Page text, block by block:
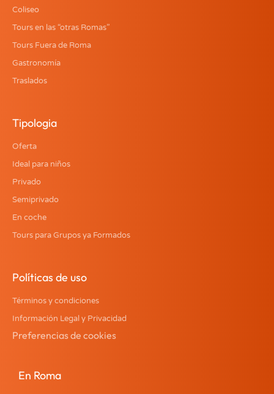
Coliseo
Tours en las “otras Romas”
Tours Fuera de Roma
Gastronomía
Traslados
Tipologia
Oferta
Ideal para niños
Privado
Semiprivado
En coche
Tours para Grupos ya Formados
Políticas de uso
Términos y condiciones
Información Legal y Privacidad
Preferencias de cookies
En Roma